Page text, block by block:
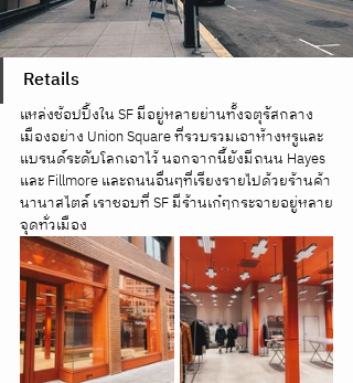
Retails
แหล่งช้อปปิ้งใน SF มีอยู่หลายย่านทั้งจตุรัสกลาง
เมืองอย่าง Union Square ที่รวบรวมเอาห้างหรูและ
แบรนด์ระดับโลกเอาไว้ นอกจากนี้ยังมีถนน Hayes
และ Fillmore และถนนอื่นๆที่เรียงรายไปด้วยร้านค้า
นานาสไตล์ เราชอบที่ SF มีร้านเก๋ๆกระจายอยู่หลาย
จุดทั่วเมือง